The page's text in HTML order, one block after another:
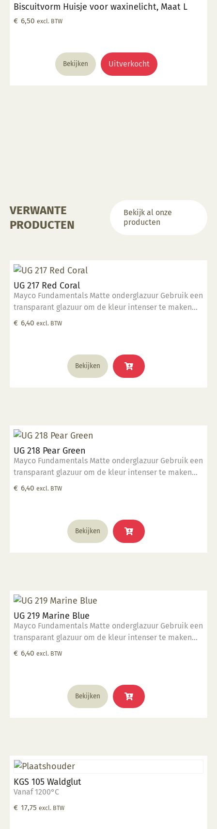
gekozen
productpagina
Biscuitvorm Huisje voor waxinelicht, Maat L
€ 6,50 excl. BTW
Bekijken Uitverkocht
VERWANTE
PRODUCTEN
Bekijk al onze
producten
UG 217 Red Coral
Mayco Fundamentals Matte onderglazuur Gebruik een
transparant glazuur om de kleur intenser te maken
Geschikt voor gebruiksgoed mits er een transparant
€ 6,40 excl. BTW
Bekijken
UG 218 Pear Green
Mayco Fundamentals Matte onderglazuur Gebruik een
transparant glazuur om de kleur intenser te maken
Geschikt voor gebruiksgoed mits er een transparant
€ 6,40 excl. BTW
Bekijken
UG 219 Marine Blue
Mayco Fundamentals Matte onderglazuur Gebruik een
transparant glazuur om de kleur intenser te maken
Geschikt voor gebruiksgoed mits er een transparant
€ 6,40 excl. BTW
Bekijken
KGS 105 Waldglut
Vanaf 1200°C
€ 17,75 excl. BTW